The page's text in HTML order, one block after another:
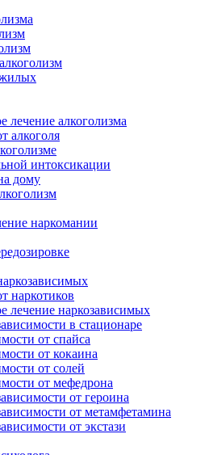
лечение алкоголизма
алкоголя
интоксикации
дому
наркомании
наркотиков
лечение наркозависимых
в стационаре
от спайса
от кокаина
от солей
от мефедрона
от героина
от метамфетамина
от экстази